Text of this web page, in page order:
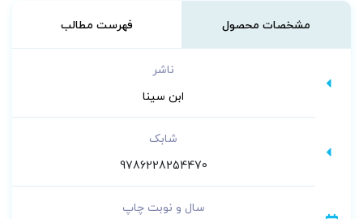
مشخصات محصول فهرست مطالب
ناشر
ابن سینا
شابک
9786228254470
سال و نوبت چاپ